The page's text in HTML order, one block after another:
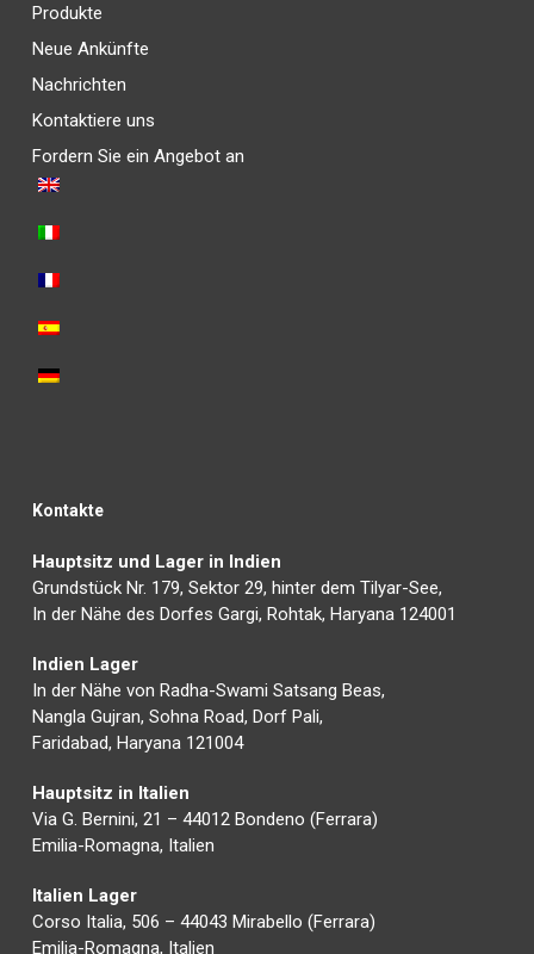
Produkte
Neue Ankünfte
Nachrichten
Kontaktiere uns
Fordern Sie ein Angebot an
Kontakte
Hauptsitz und Lager in Indien
Grundstück Nr. 179, Sektor 29, hinter dem Tilyar-See,
In der Nähe des Dorfes Gargi, Rohtak, Haryana 124001
Indien Lager
In der Nähe von Radha-Swami Satsang Beas,
Nangla Gujran, Sohna Road, Dorf Pali,
Faridabad, Haryana 121004
Hauptsitz in Italien
Via G. Bernini, 21 – 44012 Bondeno (Ferrara)
Emilia-Romagna, Italien
Italien Lager
Corso Italia, 506 – 44043 Mirabello (Ferrara)
Emilia-Romagna, Italien